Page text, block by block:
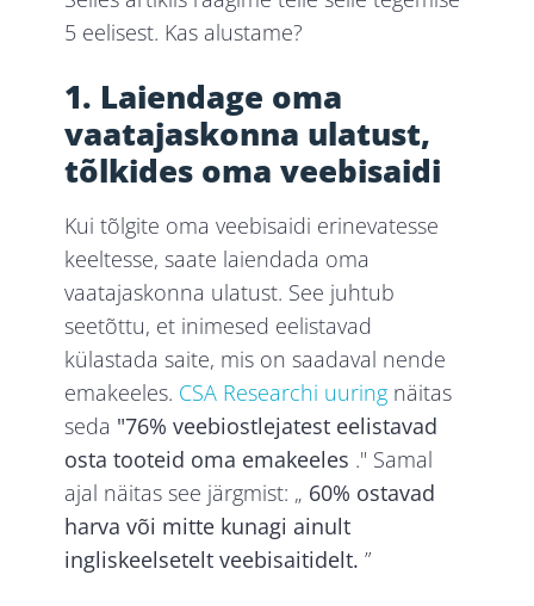
5 eelisest. Kas alustame?
1. Laiendage oma
vaatajaskonna ulatust,
tõlkides oma veebisaidi
Kui tõlgite oma veebisaidi erinevatesse
keeltesse, saate laiendada oma
vaatajaskonna ulatust. See juhtub
seetõttu, et inimesed eelistavad
külastada saite, mis on saadaval nende
emakeeles. CSA Researchi uuring näitas
seda "76% veebiostlejatest eelistavad
osta tooteid oma emakeeles ." Samal
ajal näitas see järgmist: „ 60% ostavad
harva või mitte kunagi ainult
ingliskeelsetelt veebisaitidelt. ”